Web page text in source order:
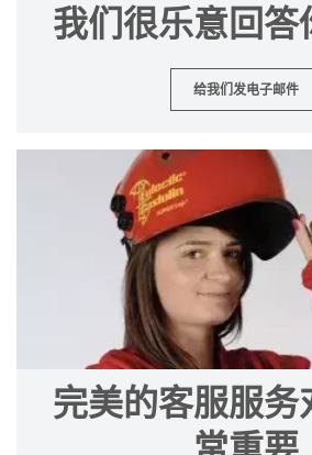
我们很乐意回答
给我们发电子邮件
完美的客服服务